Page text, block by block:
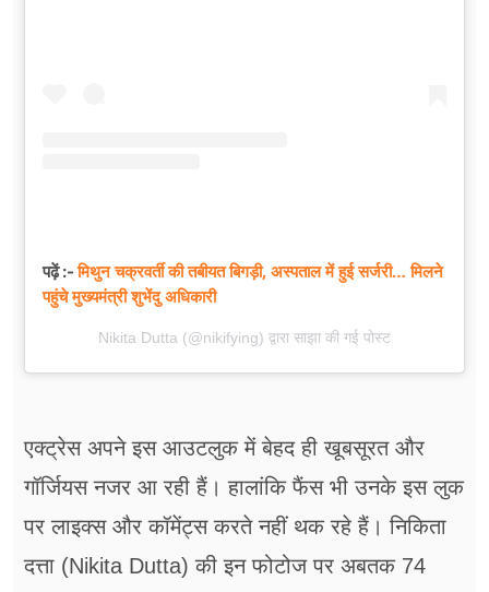
पढ़ें :-मिथुन चक्रवर्ती की तबीयत बिगड़ी, अस्पताल में हुई सर्जरी… मिलने
पहुंचे मुख्यमंत्री शुभेंदु अधिकारी
Nikita Dutta (@nikifying) द्वारा साझा की गई पोस्ट
एक्ट्रेस अपने इस आउटलुक में बेहद ही खूबसूरत और
गॉर्जियस नजर आ रही हैं। हालांकि फैंस भी उनके इस लुक
पर लाइक्स और कॉमेंट्स करते नहीं थक रहे हैं। निकिता
दत्ता (Nikita Dutta) की इन फोटोज पर अबतक 74